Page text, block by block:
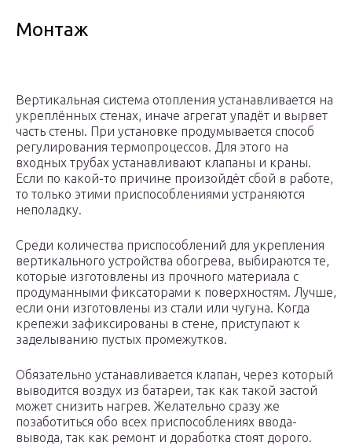
Монтаж
Вертикальная система отопления устанавливается на
укреплённых стенах, иначе агрегат упадёт и вырвет
часть стены. При установке продумывается способ
регулирования термопроцессов. Для этого на
входных трубах устанавливают клапаны и краны.
Если по какой-то причине произойдёт сбой в работе,
то только этими приспособлениями устраняются
неполадку.
Среди количества приспособлений для укрепления
вертикального устройства обогрева, выбираются те,
которые изготовлены из прочного материала с
продуманными фиксаторами к поверхностям. Лучше,
если они изготовлены из стали или чугуна. Когда
крепежи зафиксированы в стене, приступают к
заделыванию пустых промежутков.
Обязательно устанавливается клапан, через который
выводится воздух из батареи, так как такой застой
может снизить нагрев. Желательно сразу же
позаботиться обо всех приспособлениях ввода-
вывода, так как ремонт и доработка стоят дорого.